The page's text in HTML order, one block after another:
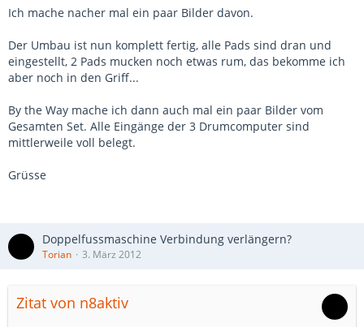
Ich mache nacher mal ein paar Bilder davon.
Der Umbau ist nun komplett fertig, alle Pads sind dran und
eingestellt, 2 Pads mucken noch etwas rum, das bekomme ich
aber noch in den Griff...
By the Way mache ich dann auch mal ein paar Bilder vom
Gesamten Set. Alle Eingänge der 3 Drumcomputer sind
mittlerweile voll belegt.
Grüsse
Doppelfussmaschine Verbindung verlängern?
Torian 3. März 2012
Zitat von n8aktiv